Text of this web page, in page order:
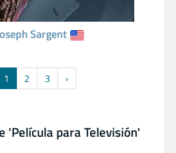
Sargent
1 2 3 ›
'Película para Televisión'